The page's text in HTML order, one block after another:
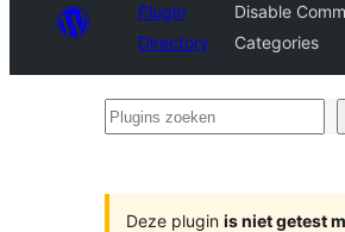
Plugin
Directory
Disable
Categories
Plugins
Deze plugin is niet getest